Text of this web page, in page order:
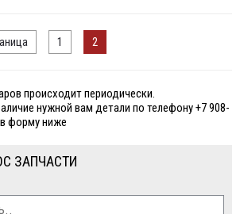
1 2
происходит периодически.
нужной вам детали по телефону +7 908-
форму ниже
ЗАПЧАСТИ